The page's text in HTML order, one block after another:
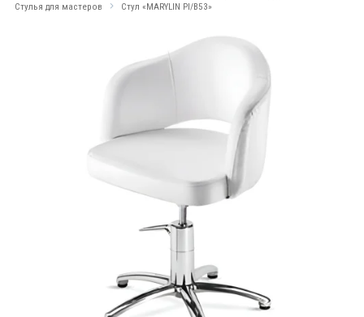
Стулья для мастеров
Стул «MARYLIN PI/B53»